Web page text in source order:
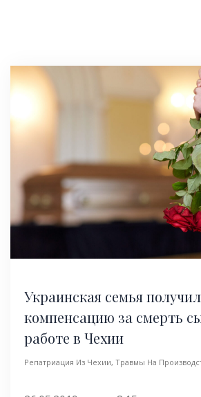
Украинская семья
компенсацию за смерть
работе в Чехии
Репатриация Из Чехии, Травмы На